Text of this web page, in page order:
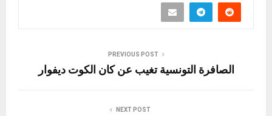
PREVIOUS POST
الصافرة التونسية تغيب عن كان الكوت ديفوار
NEXT POST